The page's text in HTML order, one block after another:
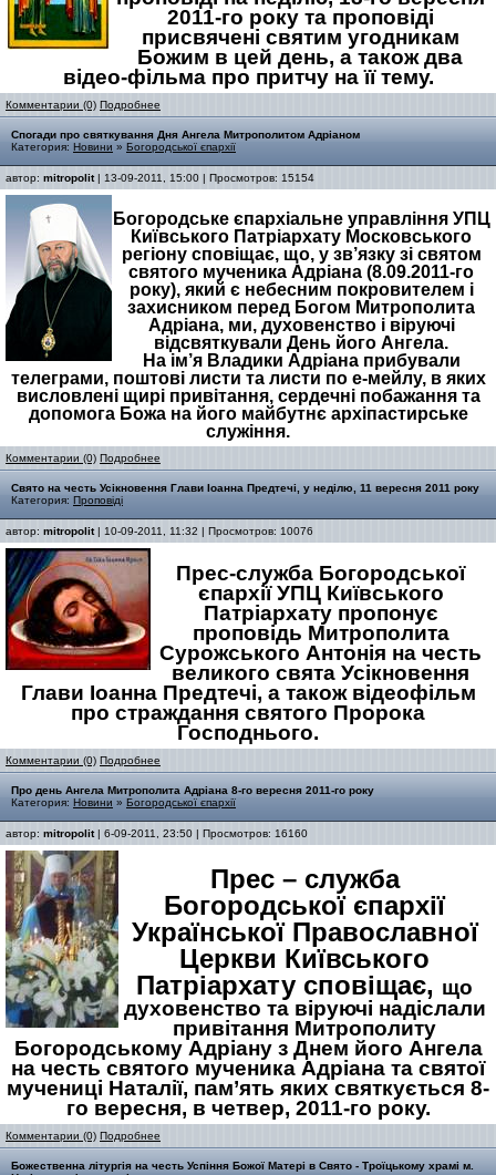
2011-го року та проповіді
присвячені святим угодникам
Божим в цей день, а також два
відео-фільма про притчу на її тему.
Комментарии (0) Подробнее
Спогади про святкування Дня Ангела Митрополитом Адріаном
Категория: Новини » Богородської єпархії
автор: mitropolit| 13-09-2011, 15:00 | Просмотров: 15154
Богородське єпархіальне управління УПЦ
Київського Патріархату Московського
регіону сповіщає, що, у зв’язку зі святом
святого мученика Адріана (8.09.2011-го
року), який є небесним покровителем і
захисником перед Богом Митрополита
Адріана, ми, духовенство і віруючі
відсвяткували День його Ангела.
На ім’я Владики Адріана прибували
телеграми, поштові листи та листи по е-мейлу, в яких
висловлені щирі привітання, сердечні побажання та
допомога Божа на його майбутнє архіпастирське
служіння.
Комментарии (0) Подробнее
Свято на честь Усікновення Глави Іоанна Предтечі, у неділю, 11 вересня 2011 року
Категория: Проповіді
автор: mitropolit| 10-09-2011, 11:32 | Просмотров: 10076
Прес-служба Богородської
єпархії УПЦ Київського
Патріархату пропонує
проповідь Митрополита
Сурожського Антонія на честь
великого свята Усікновення
Глави Іоанна Предтечі, а також відеофільм
про страждання святого Пророка
Господнього.
Комментарии (0) Подробнее
Про день Ангела Митрополита Адріана 8-го вересня 2011-го року
Категория: Новини » Богородської єпархії
автор: mitropolit| 6-09-2011, 23:50 | Просмотров: 16160
Прес – служба
Богородської єпархії
Української Православної
Церкви Київського
Патріархату сповіщає, що
духовенство та віруючі надіслали
привітання Митрополиту
Богородському Адріану з Днем його Ангела
на честь святого мученика Адріана та святої
мучениці Наталії, пам’ять яких святкується 8-
го вересня, в четвер, 2011-го року.
Комментарии (0) Подробнее
Божественна літургія на честь Успіння Божої Матері в Свято - Троїцькому храмі м.